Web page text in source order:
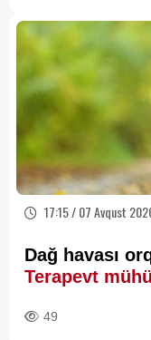
17:15 / 07 Avqust
Dağ havası
Terapevt
49